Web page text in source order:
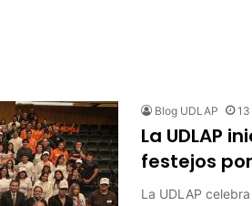
Blog UDLAP
La UDLAP
festejos
La UDLAP